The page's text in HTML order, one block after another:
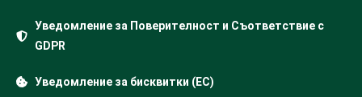
Уведомление за Поверителност и Съответствие с
GDPR
Уведомление за бисквитки (ЕС)